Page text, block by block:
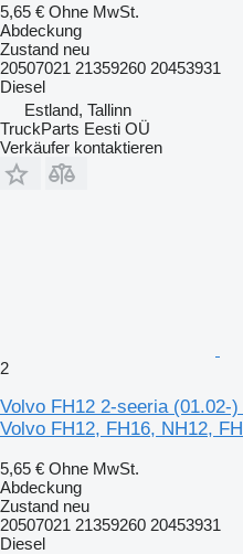
5,65 € Ohne MwSt.
Abdeckung
Zustand neu
20507021 21359260 20453931
Diesel
Estland, Tallinn
TruckParts Eesti OÜ
Verkäufer kontaktieren
2
Volvo FH12 2-seeria (01.02-
Volvo FH12, FH16, NH12,
5,65 € Ohne MwSt.
Abdeckung
Zustand neu
20507021 21359260 20453931
Diesel